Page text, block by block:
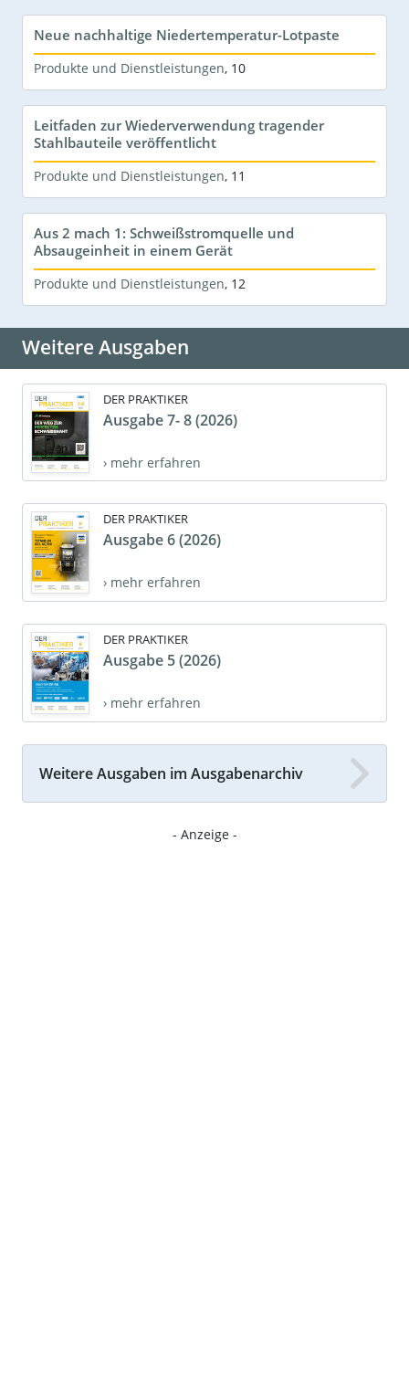
Neue nachhaltige Niedertemperatur-Lotpaste
Produkte und Dienstleistungen, 10
Leitfaden zur Wiederverwendung tragender
Stahlbauteile veröffentlicht
Produkte und Dienstleistungen, 11
Aus 2 mach 1: Schweißstromquelle und
Absaugeinheit in einem Gerät
Produkte und Dienstleistungen, 12
Weitere Ausgaben
DER PRAKTIKER
Ausgabe 7- 8 (2026)
› mehr erfahren
DER PRAKTIKER
Ausgabe 6 (2026)
› mehr erfahren
DER PRAKTIKER
Ausgabe 5 (2026)
› mehr erfahren
Weitere Ausgaben im Ausgabenarchiv
- Anzeige -